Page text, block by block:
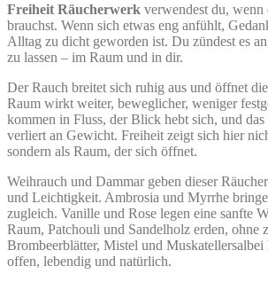
Freiheit Räucherwerk verwendest du,
brauchst. Wenn sich etwas eng anfühlt,
Alltag zu dicht geworden ist. Du zündest es
zu lassen – im Raum und in dir.
Der Rauch breitet sich ruhig aus und öffnet
Raum wirkt weiter, beweglicher, weniger
kommen in Fluss, der Blick hebt sich, und
verliert an Gewicht. Freiheit zeigt sich hier
sondern als Raum, der sich öffnet.
Weihrauch und Dammar geben dieser
und Leichtigkeit. Ambrosia und Myrrhe
zugleich. Vanille und Rose legen eine sanfte
Raum, Patchouli und Sandelholz erden, ohne
Brombeerblätter, Mistel und
offen, lebendig und natürlich.